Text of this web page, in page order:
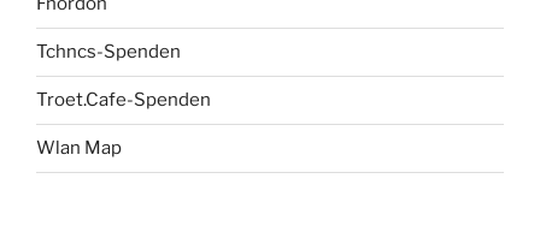
Tchncs-Spenden
Troet.Cafe-Spenden
Wlan Map